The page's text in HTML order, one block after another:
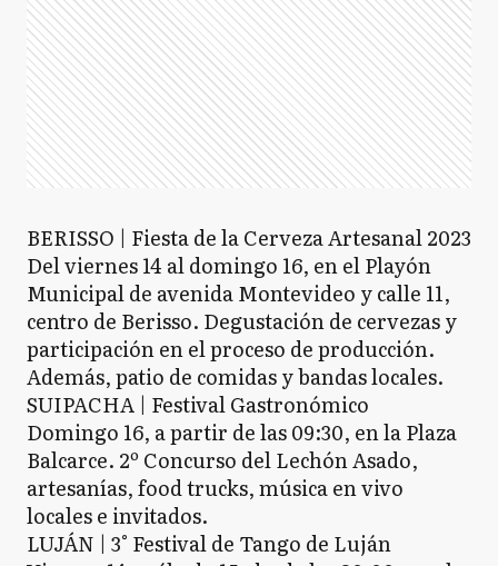
BERISSO | Fiesta de la Cerveza Artesanal 2023
Del viernes 14 al domingo 16, en el Playón
Municipal de avenida Montevideo y calle 11,
centro de Berisso. Degustación de cervezas y
participación en el proceso de producción.
Además, patio de comidas y bandas locales.
SUIPACHA | Festival Gastronómico
Domingo 16, a partir de las 09:30, en la Plaza
Balcarce. 2º Concurso del Lechón Asado,
artesanías, food trucks, música en vivo
locales e invitados.
LUJÁN | 3° Festival de Tango de Luján